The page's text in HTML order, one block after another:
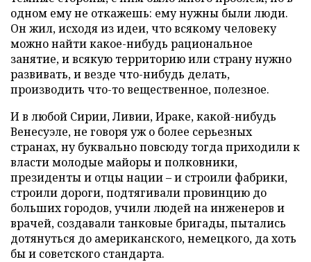
одном ему не откажешь: ему нужны были люди.
Он жил, исходя из идеи, что всякому человеку
можно найти какое-нибудь рациональное
занятие, и всякую территорию или страну нужно
развивать, и везде что-нибудь делать,
производить что-то вещественное, полезное.
И в любой Сирии, Ливии, Ираке, какой-нибудь
Венесуэле, не говоря уж о более серьезных
странах, ну буквально повсюду тогда приходили к
власти молодые майоры и полковники,
президенты и отцы нации – и строили фабрики,
строили дороги, подтягивали провинцию до
больших городов, учили людей на инженеров и
врачей, создавали танковые бригады, пытались
дотянуться до американского, немецкого, да хоть
бы и советского стандарта.